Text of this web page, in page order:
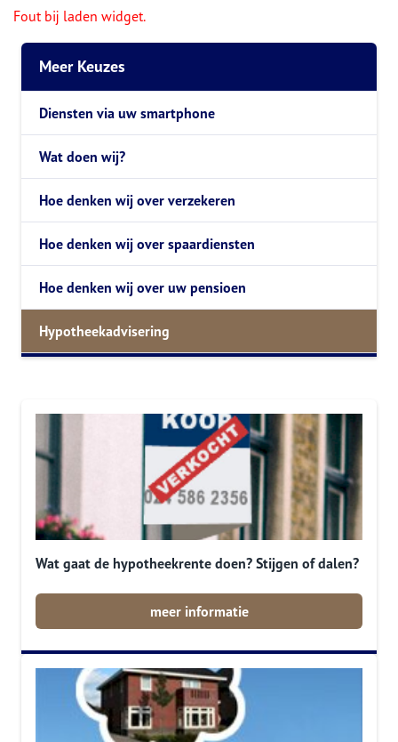
Fout bij laden widget.
Meer Keuzes
Diensten via uw smartphone
Wat doen wij?
Hoe denken wij over verzekeren
Hoe denken wij over spaardiensten
Hoe denken wij over uw pensioen
Hypotheekadvisering
Wat gaat de hypotheekrente doen? Stijgen of dalen?
meer informatie